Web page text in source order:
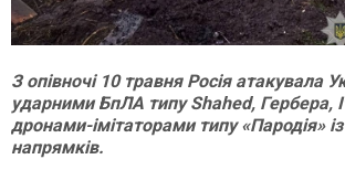
З опівночі 10 травня Росія атакувала
ударними БпЛА типу Shahed, Гербера,
дронами-імітаторами типу «Пародія»
напрямків.